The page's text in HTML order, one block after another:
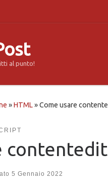
al punto!
»HTML»Come usare
5 Gennaio 2022